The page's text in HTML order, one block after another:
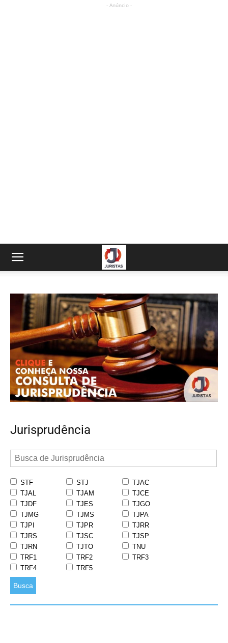
- Anúncio -
Jurisprudência
STF STJ
TJAC
TJAL
TJAM
TJCE
TJDF
TJES
TJGO
TJMG
TJMS
TJPA
TJPI
TJPR
TJRR
TJRS
TJSC
TJSP
TJRN
TJTO
TNU
TRF1
TRF2
TRF3
TRF4
TRF5
Busca